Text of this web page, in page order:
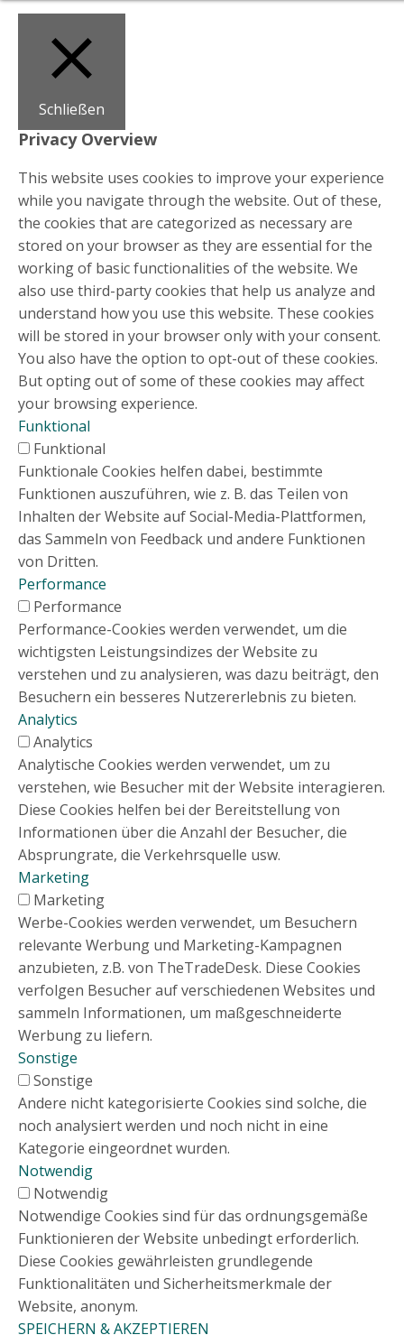
Schließen
Privacy Overview
This website uses cookies to improve your experience
while you navigate through the website. Out of these,
the cookies that are categorized as necessary are
stored on your browser as they are essential for the
working of basic functionalities of the website. We
also use third-party cookies that help us analyze and
understand how you use this website. These cookies
will be stored in your browser only with your consent.
You also have the option to opt-out of these cookies.
But opting out of some of these cookies may affect
your browsing experience.
Funktional
Funktional
Funktionale Cookies helfen dabei, bestimmte
Funktionen auszuführen, wie z. B. das Teilen von
Inhalten der Website auf Social-Media-Plattformen,
das Sammeln von Feedback und andere Funktionen
von Dritten.
Performance
Performance
Performance-Cookies werden verwendet, um die
wichtigsten Leistungsindizes der Website zu
verstehen und zu analysieren, was dazu beiträgt, den
Besuchern ein besseres Nutzererlebnis zu bieten.
Analytics
Analytics
Analytische Cookies werden verwendet, um zu
verstehen, wie Besucher mit der Website interagieren.
Diese Cookies helfen bei der Bereitstellung von
Informationen über die Anzahl der Besucher, die
Absprungrate, die Verkehrsquelle usw.
Marketing
Marketing
Werbe-Cookies werden verwendet, um Besuchern
relevante Werbung und Marketing-Kampagnen
anzubieten, z.B. von TheTradeDesk. Diese Cookies
verfolgen Besucher auf verschiedenen Websites und
sammeln Informationen, um maßgeschneiderte
Werbung zu liefern.
Sonstige
Sonstige
Andere nicht kategorisierte Cookies sind solche, die
noch analysiert werden und noch nicht in eine
Kategorie eingeordnet wurden.
Notwendig
Notwendig
Notwendige Cookies sind für das ordnungsgemäße
Funktionieren der Website unbedingt erforderlich.
Diese Cookies gewährleisten grundlegende
Funktionalitäten und Sicherheitsmerkmale der
Website, anonym.
SPEICHERN & AKZEPTIEREN